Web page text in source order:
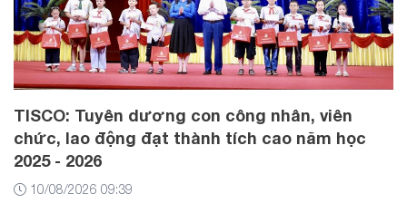
TISCO: Tuyên dương con công nhân, viên
chức, lao động đạt thành tích cao năm học
2025 - 2026
10/08/2026 09:39